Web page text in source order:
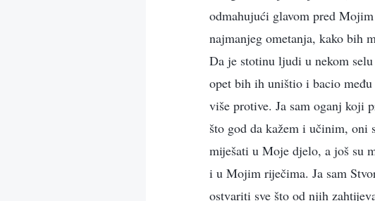
odmahujući glavom pred
najmanjeg ometanja, kako bih
Da je stotinu ljudi u nekom
opet bih ih uništio i bacio
više protive. Ja sam oganj koji
što god da kažem i učinim,
miješati u Moje djelo, a još su
i u Mojim riječima. Ja sam
ostvariti sve što od njih